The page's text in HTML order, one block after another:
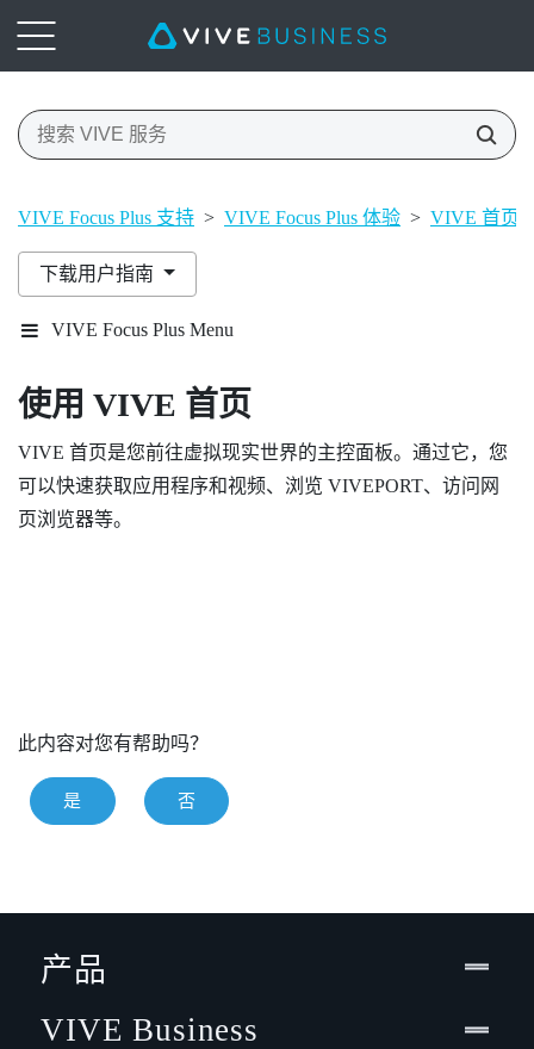
VIVE Focus Plus 支持 > VIVE Focus Plus 体验 > VIVE 首页
下载用户指南
VIVE Focus Plus Menu
使用 VIVE 首页
VIVE 首页是您前往虚拟现实世界的主控面板。通过它，您
可以快速获取应用程序和视频、浏览 VIVEPORT、访问网
页浏览器等。
此内容对您有帮助吗？
是 否
产品
VIVE Business